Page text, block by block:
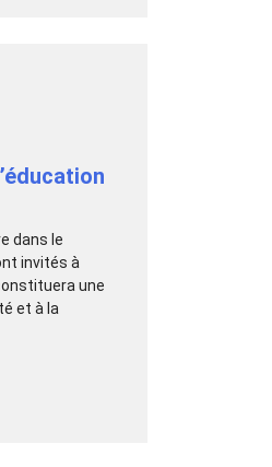
dans le
invités à
une
et à la